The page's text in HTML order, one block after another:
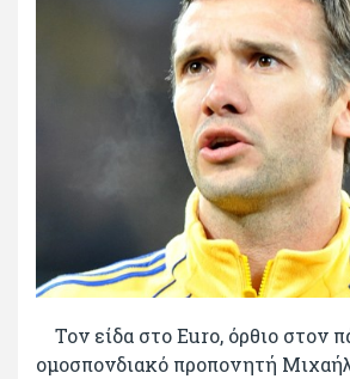
Τον είδα στο Euro, όρθιο στον
ομοσπονδιακό προπονητή